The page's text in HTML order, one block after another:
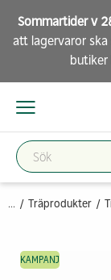
Sommartider v
att lagervaror
butiker
... Träprodukter
KAMPANJ